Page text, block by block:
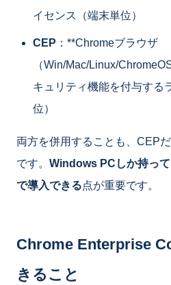
イセンス（端末単位）
CEP ：**Chromeブラウザ
（Win/Mac/Linux/
キュリティ機能を付与する
位）
両方を併用することも、CEP
です。 Windows PCしか持っ
で導入できる点が重要です。
Chrome Enterprise
きること